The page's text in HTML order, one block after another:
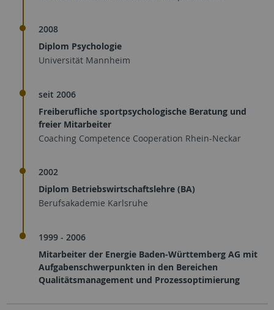
2008
Diplom Psychologie
Universität Mannheim
seit 2006
Freiberufliche sportpsychologische Beratung und
freier Mitarbeiter
Coaching Competence Cooperation Rhein-Neckar
2002
Diplom Betriebswirtschaftslehre (BA)
Berufsakademie Karlsruhe
1999 - 2006
Mitarbeiter der Energie Baden-Württemberg AG mit
Aufgabenschwerpunkten in den Bereichen
Qualitätsmanagement und Prozessoptimierung